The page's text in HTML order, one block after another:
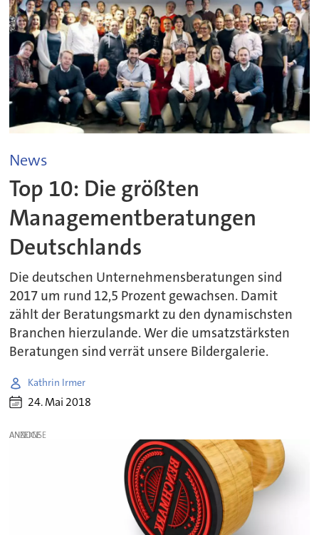
News
Top 10: Die größten
Managementberatungen
Deutschlands
Die deutschen Unternehmensberatungen sind
2017 um rund 12,5 Prozent gewachsen. Damit
zählt der Beratungsmarkt zu den dynamischsten
Branchen hierzulande. Wer die umsatzstärksten
Beratungen sind verrät unsere Bildergalerie.
Kathrin Irmer
24. Mai 2018
ANZEIGE